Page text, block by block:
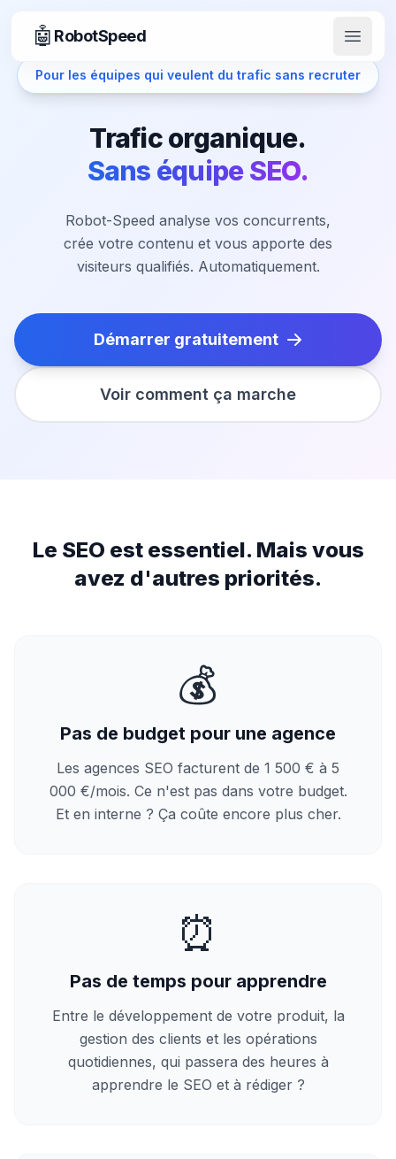
🤖 RobotSpeed
Pour les équipes qui veulent du trafic sans recruter
Trafic organique.
Sans équipe SEO.
Robot-Speed analyse vos concurrents,
crée votre contenu et vous apporte des
visiteurs qualifiés. Automatiquement.
Démarrer gratuitement
Voir comment ça marche
Le SEO est essentiel. Mais vous
avez d'autres priorités.
💰
Pas de budget pour une agence
Les agences SEO facturent de 1 500 € à 5
000 €/mois. Ce n'est pas dans votre budget.
Et en interne ? Ça coûte encore plus cher.
⏰
Pas de temps pour apprendre
Entre le développement de votre produit, la
gestion des clients et les opérations
quotidiennes, qui passera des heures à
apprendre le SEO et à rédiger ?